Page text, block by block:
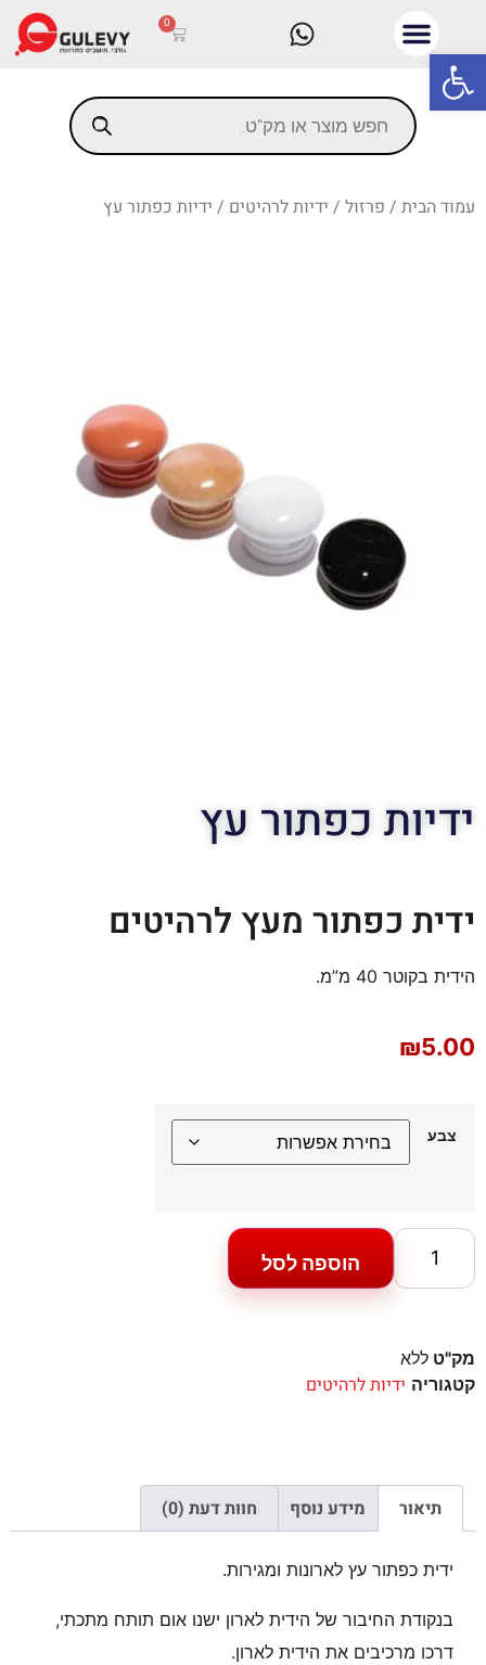
פתח סרגל נגישות
0
עמוד הבית / פרזול / ידיות לרהיטים / ידיות כפתור עץ
ידיות כפתור עץ
ידית כפתור מעץ לרהיטים
הידית בקוטר 40 מ”מ.
₪5.00
צבע
הוספה לסל
מק"ט ללא
קטגוריה ידיות לרהיטים
תיאור מידע נוסף חוות דעת (0)
ידית כפתור עץ לארונות ומגירות.
בנקודת החיבור של הידית לארון ישנו אום תותח מתכתי,
דרכו מרכיבים את הידית לארון.